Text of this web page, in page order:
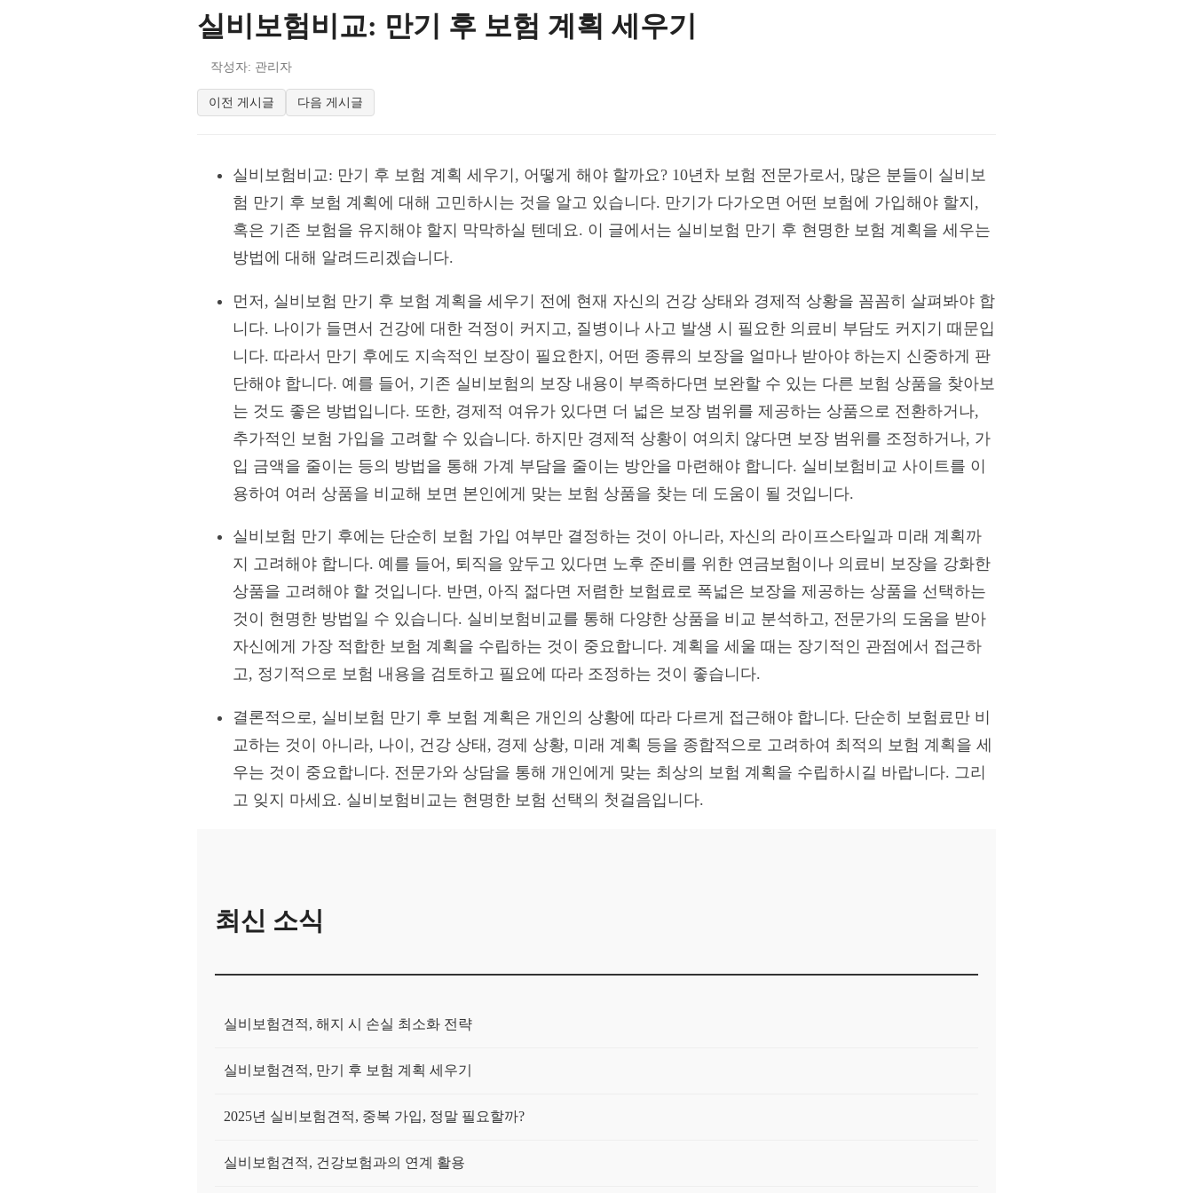
실비보험비교: 만기 후 보험 계획 세우기
작성자: 관리자
이전 게시글 다음 게시글
실비보험비교: 만기 후 보험 계획 세우기, 어떻게 해야 할까요? 10년차 보험 전문가로서, 많은 분들이 실비보
험 만기 후 보험 계획에 대해 고민하시는 것을 알고 있습니다. 만기가 다가오면 어떤 보험에 가입해야 할지,
혹은 기존 보험을 유지해야 할지 막막하실 텐데요. 이 글에서는 실비보험 만기 후 현명한 보험 계획을 세우는
방법에 대해 알려드리겠습니다.
먼저, 실비보험 만기 후 보험 계획을 세우기 전에 현재 자신의 건강 상태와 경제적 상황을 꼼꼼히 살펴봐야 합
니다. 나이가 들면서 건강에 대한 걱정이 커지고, 질병이나 사고 발생 시 필요한 의료비 부담도 커지기 때문입
니다. 따라서 만기 후에도 지속적인 보장이 필요한지, 어떤 종류의 보장을 얼마나 받아야 하는지 신중하게 판
단해야 합니다. 예를 들어, 기존 실비보험의 보장 내용이 부족하다면 보완할 수 있는 다른 보험 상품을 찾아보
는 것도 좋은 방법입니다. 또한, 경제적 여유가 있다면 더 넓은 보장 범위를 제공하는 상품으로 전환하거나,
추가적인 보험 가입을 고려할 수 있습니다. 하지만 경제적 상황이 여의치 않다면 보장 범위를 조정하거나, 가
입 금액을 줄이는 등의 방법을 통해 가계 부담을 줄이는 방안을 마련해야 합니다. 실비보험비교 사이트를 이
용하여 여러 상품을 비교해 보면 본인에게 맞는 보험 상품을 찾는 데 도움이 될 것입니다.
실비보험 만기 후에는 단순히 보험 가입 여부만 결정하는 것이 아니라, 자신의 라이프스타일과 미래 계획까
지 고려해야 합니다. 예를 들어, 퇴직을 앞두고 있다면 노후 준비를 위한 연금보험이나 의료비 보장을 강화한
상품을 고려해야 할 것입니다. 반면, 아직 젊다면 저렴한 보험료로 폭넓은 보장을 제공하는 상품을 선택하는
것이 현명한 방법일 수 있습니다. 실비보험비교를 통해 다양한 상품을 비교 분석하고, 전문가의 도움을 받아
자신에게 가장 적합한 보험 계획을 수립하는 것이 중요합니다. 계획을 세울 때는 장기적인 관점에서 접근하
고, 정기적으로 보험 내용을 검토하고 필요에 따라 조정하는 것이 좋습니다.
결론적으로, 실비보험 만기 후 보험 계획은 개인의 상황에 따라 다르게 접근해야 합니다. 단순히 보험료만 비
교하는 것이 아니라, 나이, 건강 상태, 경제 상황, 미래 계획 등을 종합적으로 고려하여 최적의 보험 계획을 세
우는 것이 중요합니다. 전문가와 상담을 통해 개인에게 맞는 최상의 보험 계획을 수립하시길 바랍니다. 그리
고 잊지 마세요. 실비보험비교는 현명한 보험 선택의 첫걸음입니다.
최신 소식
실비보험견적, 해지 시 손실 최소화 전략
실비보험견적, 만기 후 보험 계획 세우기
2025년 실비보험견적, 중복 가입, 정말 필요할까?
실비보험견적, 건강보험과의 연계 활용